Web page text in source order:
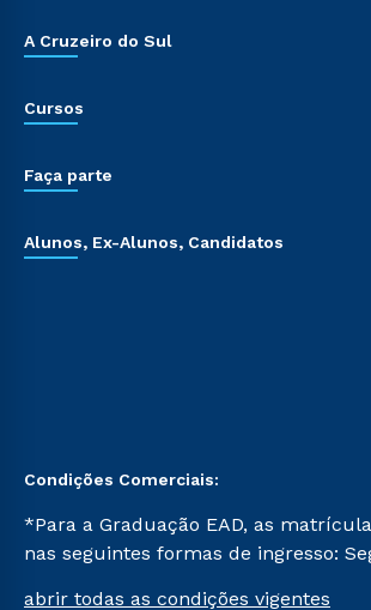
A Cruzeiro do Sul
Cursos
Faça parte
Alunos, Ex-Alunos, Candidatos
Condições Comerciais:
*Para a Graduação EAD, as
nas seguintes formas de ingresso:
abrir todas as condições vigentes